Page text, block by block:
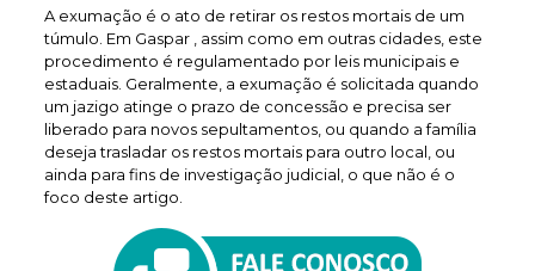
A exumação é o ato de retirar os restos mortais de um
túmulo. Em Gaspar , assim como em outras cidades, este
procedimento é regulamentado por leis municipais e
estaduais. Geralmente, a exumação é solicitada quando
um jazigo atinge o prazo de concessão e precisa ser
liberado para novos sepultamentos, ou quando a família
deseja trasladar os restos mortais para outro local, ou
ainda para fins de investigação judicial, o que não é o
foco deste artigo.